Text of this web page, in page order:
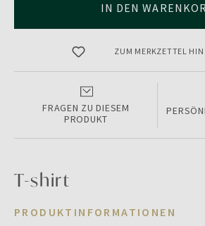
IN DEN
ZUM MERKZETTEL
FRAGEN ZU DIESEM
PRODUKT
T-shirt
PRODUKTINFORMATIONEN